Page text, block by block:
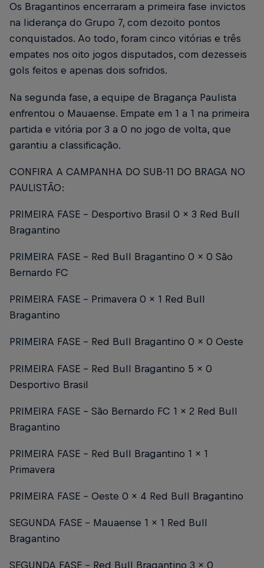
Os Bragantinos encerraram a primeira fase invictos
na liderança do Grupo 7, com dezoito pontos
conquistados. Ao todo, foram cinco vitórias e três
empates nos oito jogos disputados, com dezesseis
gols feitos e apenas dois sofridos.
Na segunda fase, a equipe de Bragança Paulista
enfrentou o Mauaense. Empate em 1 a 1 na primeira
partida e vitória por 3 a 0 no jogo de volta, que
garantiu a classificação.
CONFIRA A CAMPANHA DO SUB-11 DO BRAGA NO
PAULISTÃO:
PRIMEIRA FASE - Desportivo Brasil 0 x 3 Red Bull
Bragantino
PRIMEIRA FASE - Red Bull Bragantino 0 x 0 São
Bernardo FC
PRIMEIRA FASE - Primavera 0 x 1 Red Bull
Bragantino
PRIMEIRA FASE - Red Bull Bragantino 0 x 0 Oeste
PRIMEIRA FASE - Red Bull Bragantino 5 x 0
Desportivo Brasil
PRIMEIRA FASE - São Bernardo FC 1 x 2 Red Bull
Bragantino
PRIMEIRA FASE - Red Bull Bragantino 1 x 1
Primavera
PRIMEIRA FASE - Oeste 0 x 4 Red Bull Bragantino
SEGUNDA FASE - Mauaense 1 x 1 Red Bull
Bragantino
SEGUNDA FASE - Red Bull Bragantino 3 x 0